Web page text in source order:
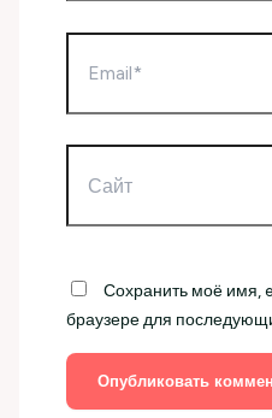
Сохранить моё имя,
браузере для